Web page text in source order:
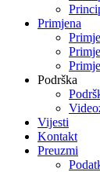
Primjena
Podrška
Vijesti
Kontakt
Preuzmi